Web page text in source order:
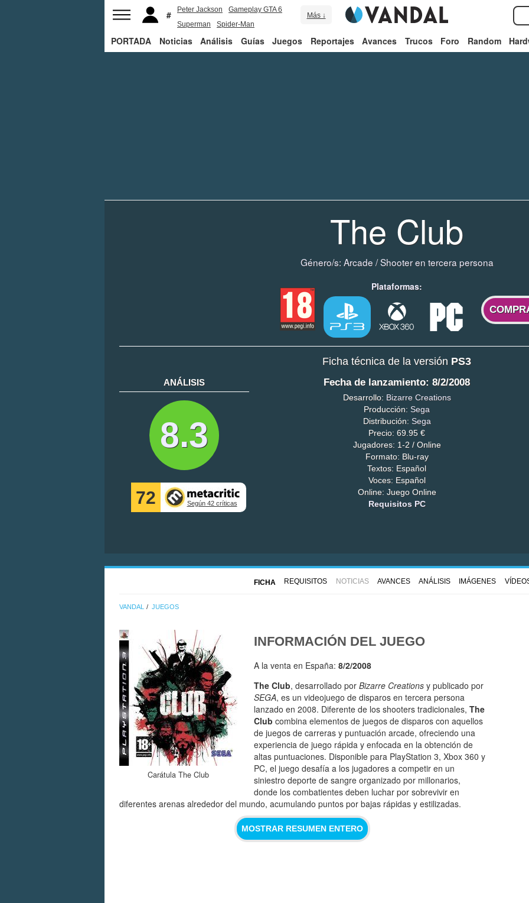
Peter Jackson
Gameplay GTA 6
Superman
Spider-Man
Más ↓
PORTADA Noticias Análisis Guías Juegos Reportajes Avances Trucos Foro Random
The Club
Género/s: Arcade /Shooter en tercera persona
Plataformas:
Ficha técnica de la versión PS3
ANÁLISIS
8.3
72 Según 42 críticas
Fecha de lanzamiento: 8/2/2008
Desarrollo: Bizarre Creations
Producción: Sega
Distribución: Sega
Precio: 69.95 €
Jugadores: 1-2 / Online
Formato: Blu-ray
Textos: Español
Voces: Español
Online: Juego Online
Requisitos PC
FICHA REQUISITOS NOTICIAS AVANCES ANÁLISIS IMÁGENES
VANDAL JUEGOS
Carátula The Club
INFORMACIÓN DEL JUEGO
A la venta en España: 8/2/2008
The Club, desarrollado por Bizarre Creations y publicado por
SEGA, es un videojuego de disparos en tercera persona
lanzado en 2008. Diferente de los shooters tradicionales, The
Club combina elementos de juegos de disparos con aquellos
de juegos de carreras y puntuación arcade, ofreciendo una
experiencia de juego rápida y enfocada en la obtención de
altas puntuaciones. Disponible para PlayStation 3, Xbox 360 y
PC, el juego desafía a los jugadores a competir en un
siniestro deporte de sangre organizado por millonarios,
donde los combatientes deben luchar por sobrevivir en
diferentes arenas alrededor del mundo, acumulando puntos por bajas rápidas y estilizadas.
MOSTRAR RESUMEN ENTERO